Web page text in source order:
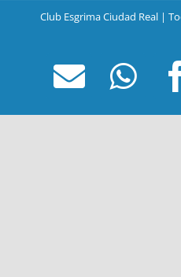
Club Esgrima Ciudad Real |
Correo